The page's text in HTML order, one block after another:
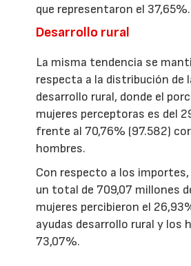
que representaron el 37,65%.
Desarrollo rural
La misma tendencia se
respecta a la distribución de
desarrollo rural, donde el
mujeres perceptoras es del
frente al 70,76% (97.582)
hombres.
Con respecto a los
un total de 709,07 millones
mujeres percibieron el
ayudas desarrollo rural y los
73,07%.